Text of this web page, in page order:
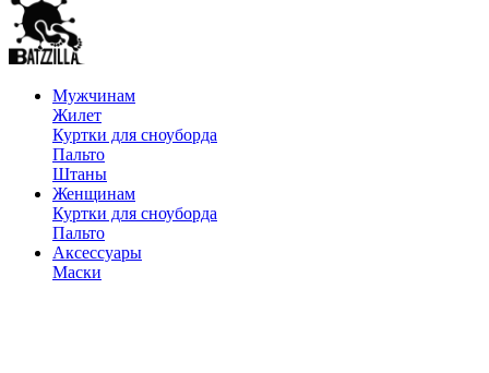
Мужчинам
Жилет
Куртки для сноуборда
Пальто
Штаны
Женщинам
Куртки для сноуборда
Пальто
Аксессуары
Маски